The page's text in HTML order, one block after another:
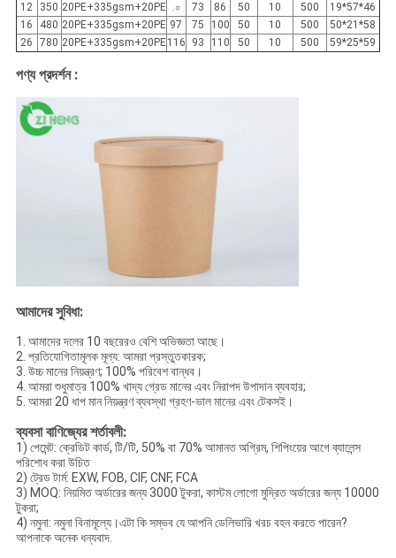
12
350 20PE+335gsm+20PE .০ 73 86 50 10 500
19*57*46
16
480 20PE+335gsm+20PE 97 75 100 50 10 500
50*21*58
26
780 20PE+335gsm+20PE116 93 110 50 10 500 59*25*59
পণ্য প্রদর্শন :
আমাদের সুবিধা:
1. আমাদের দলের 10 বছরেরও বেশি অভিজ্ঞতা আছে।
2. প্রতিযোগিতামূলক মূল্য: আমরা প্রস্তুতকারক;
3. উচ্চ মানের নিয়ন্ত্রণ; 100% পরিবেশ বান্ধব।
4. আমরা শুধুমাত্র 100% খাদ্য গ্রেড মানের এবং নিরাপদ উপাদান ব্যবহার;
5. আমরা 20 ধাপ মান নিয়ন্ত্রণ ব্যবস্থা গ্রহণ-ভাল মানের এবং টেকসই।
ব্যবসা বাণিজ্যের শর্তাবলী:
1) পেমেন্ট: ক্রেডিট কার্ড, টি/টি, 50% বা 70% আমানত অগ্রিম, শিপিংয়ের আগে ব্যালেন্স
পরিশোধ করা উচিত
2) ট্রেড টার্ম: EXW, FOB, CIF, CNF, FCA
3) MOQ: নিয়মিত অর্ডারের জন্য 3000 টুকরা, কাস্টম লোগো মুদ্রিত অর্ডারের জন্য 10000
টুকরা;
4) নমুনা: নমুনা বিনামূল্যে।এটা কি সম্ভব যে আপনি ডেলিভারি খরচ বহন করতে পারেন?
আপনাকে অনেক ধন্যবাদ.